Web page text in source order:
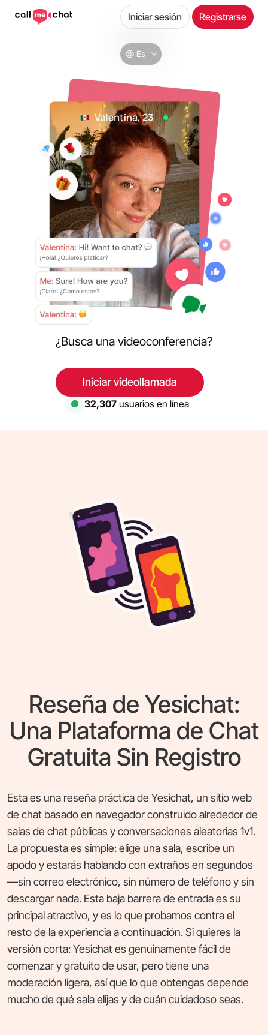
Es
Iniciar sesión Registrarse
¿Busca una videoconferencia?
Iniciar videollamada
32,307usuarios en línea
Reseña de Yesichat:
Una Plataforma de Chat
Gratuita Sin Registro
Esta es una reseña práctica de Yesichat, un sitio web
de chat basado en navegador construido alrededor de
salas de chat públicas y conversaciones aleatorias 1v1.
La propuesta es simple: elige una sala, escribe un
apodo y estarás hablando con extraños en segundos
—sin correo electrónico, sin número de teléfono y sin
descargar nada. Esta baja barrera de entrada es su
principal atractivo, y es lo que probamos contra el
resto de la experiencia a continuación. Si quieres la
versión corta: Yesichat es genuinamente fácil de
comenzar y gratuito de usar, pero tiene una
moderación ligera, así que lo que obtengas depende
mucho de qué sala elijas y de cuán cuidadoso seas.